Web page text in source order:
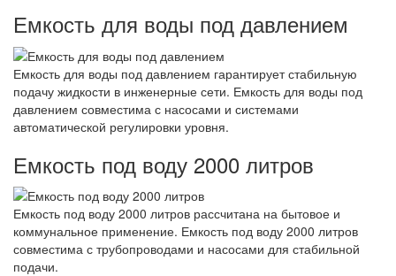
Емкость для воды под давлением
Емкость для воды под давлением гарантирует стабильную
подачу жидкости в инженерные сети. Емкость для воды под
давлением совместима с насосами и системами
автоматической регулировки уровня.
Емкость под воду 2000 литров
Емкость под воду 2000 литров рассчитана на бытовое и
коммунальное применение. Емкость под воду 2000 литров
совместима с трубопроводами и насосами для стабильной
подачи.